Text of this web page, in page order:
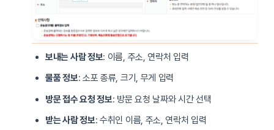
보내는 사람 정보: 이름, 주소, 연락처 입력
물품 정보: 소포 종류, 크기, 무게 입력
방문 접수 요청 정보: 방문 요청 날짜와 시간 선택
받는 사람 정보: 수취인 이름, 주소, 연락처 입력